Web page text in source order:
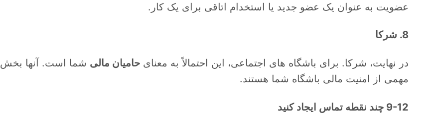
عضویت به عنوان یک عضو جدید یا استخدام اتاقی برای یک کار.
8. شرکا
در نهایت، شرکا. برای باشگاه های اجتماعی، این احتمالاً به معنایحامیان مالی شما است. آنها بخش
مهمی از امنیت مالی باشگاه شما هستند.
9-12 چند نقطه تماس ایجاد کنید